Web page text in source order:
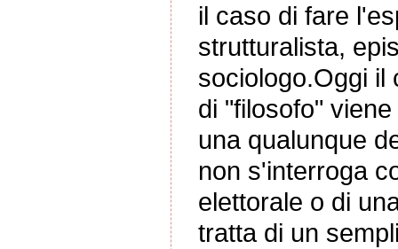
il caso di fare
strutturalista,
sociologo.Oggi il
di "filosofo"
una qualunque
non s'interroga
elettorale o di
tratta di un